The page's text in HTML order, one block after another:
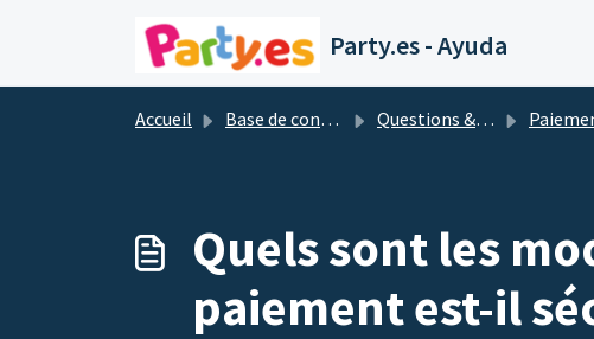
Party.es - Ayuda
Accueil Base de connaissances Questions & réponses les plus importantes
Quels sont les
paiement est-il